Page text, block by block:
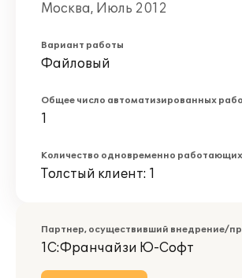
Москва, Июль 2012
Вариант работы
Файловый
Общее число автоматизированных
1
Количество одновременно работающих
Толстый клиент: 1
Партнер, осуществивший внедрение/
1С:Франчайзи Ю-Софт